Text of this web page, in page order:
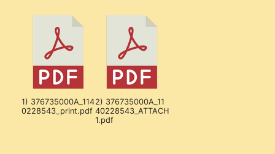
1) 376735000A_114
0228543_print.pdf
2) 376735000A_11
40228543_ATTACH
1.pdf